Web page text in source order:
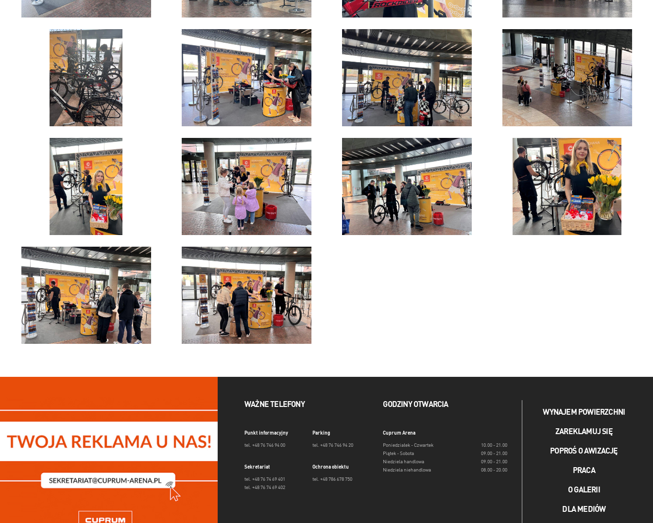
WAŻNE TELEFONY
Punkt informacyjny
tel. +48 76 746 94 00
Parking
tel. +48 76 746 94 20
Sekretariat
tel. +48 76 74 69 401
tel. +48 76 74 69 402
Ochrona obiektu
tel. +48 786 678 750
GODZINY OTWARCIA
Cuprum Arena
Poniedziałek - Czwartek
10.00 - 21.00
Piątek - Sobota
09.00 - 21.00
Niedziela handlowa
09.00 - 21.00
Niedziela niehandlowa
08.00 - 20.00
WYNAJEM POWIERZCHNI
ZAREKLAMUJ SIĘ
POPROŚ O AWIZACJĘ
PRACA
O GALERII
DLA MEDIÓW